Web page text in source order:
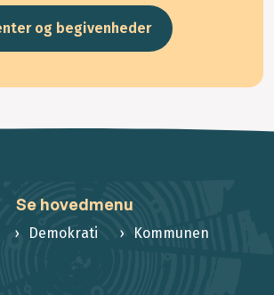
og begivenheder
Se hovedmenu
Demokrati Kommunen